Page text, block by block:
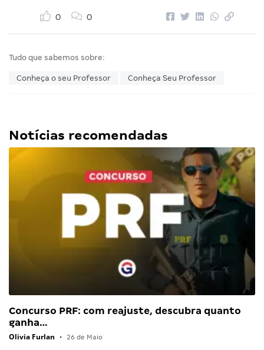
0 0
Tudo que sabemos sobre:
Conheça o seu Professor Conheça Seu Professor
Notícias recomendadas
Concurso PRF: com reajuste, descubra quanto
ganha…
Olivia Furlan • 26 de Maio